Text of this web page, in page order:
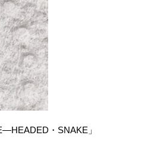
・SNAKE」